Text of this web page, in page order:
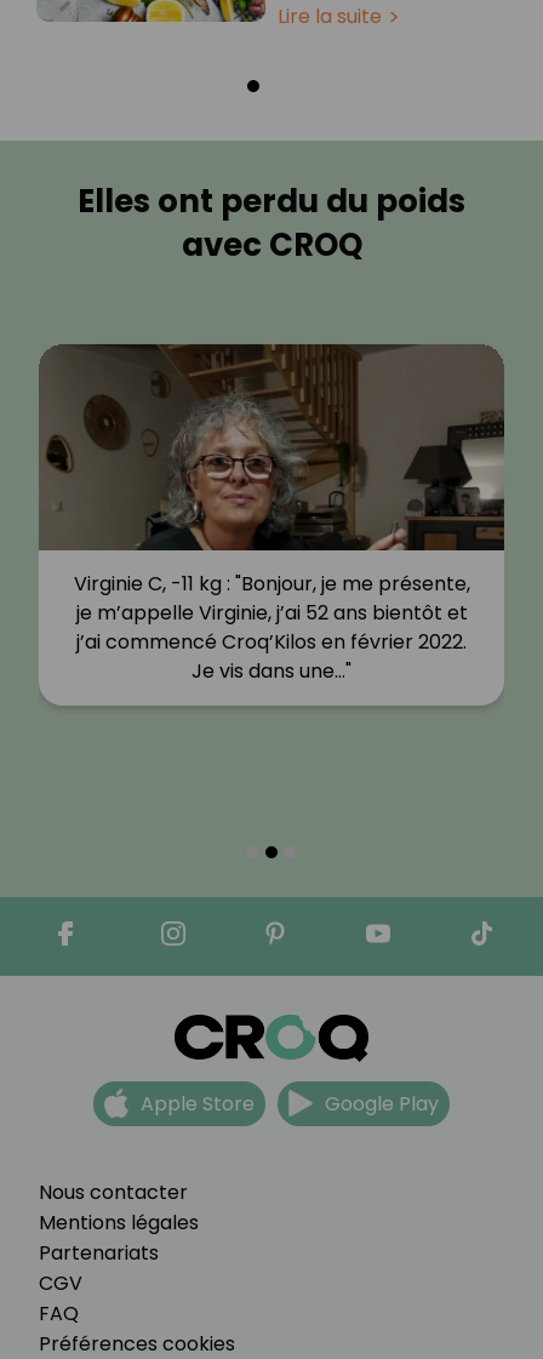
Lire la suite
Elles ont perdu du poids
avec CROQ
Virginie C, -11 kg : "Bonjour, je me présente,
je m’appelle Virginie, j’ai 52 ans bientôt et
j’ai commencé Croq’Kilos en février 2022.
Je vis dans une…"
Nous contacter
Mentions légales
Partenariats
CGV
FAQ
Préférences cookies
Apple Store Google Play